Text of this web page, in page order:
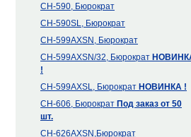
CH-590, Бюрократ
CH-590SL, Бюрократ
CH-599AXSN, Бюрократ
CH-599AXSN/32, Бюрократ
!
CH-599AXSL, Бюрократ НОВИНКА !
CH-606, Бюрократ Под заказ от 50
шт.
CH-626AXSN,Бюрократ